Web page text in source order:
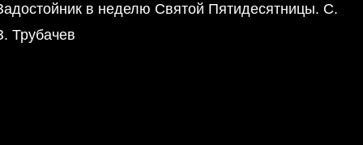
в неделю Святой Пятидесятницы. С.
Трубачев